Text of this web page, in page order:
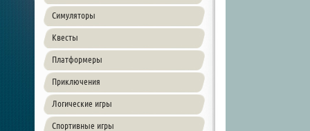
Симуляторы
Квесты
Платформеры
Приключения
Логические игры
Спортивные игры